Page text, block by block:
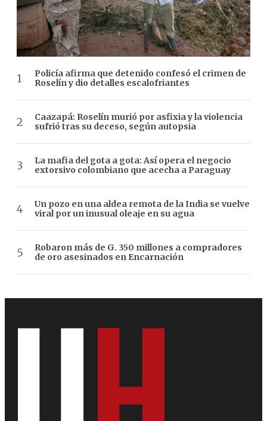
Policía afirma que detenido confesó el crimen de
Roselín y dio detalles escalofriantes
Caazapá: Roselín murió por asfixia y la violencia
sufrió tras su deceso, según autopsia
La mafia del gota a gota: Así opera el negocio
extorsivo colombiano que acecha a Paraguay
Un pozo en una aldea remota de la India se vuelve
viral por un inusual oleaje en su agua
Robaron más de G. 350 millones a compradores
de oro asesinados en Encarnación